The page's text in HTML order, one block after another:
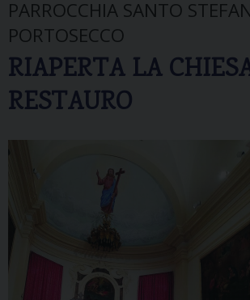
PARROCCHIA SANTO
PORTOSECCO
RIAPERTA LA
RESTAURO